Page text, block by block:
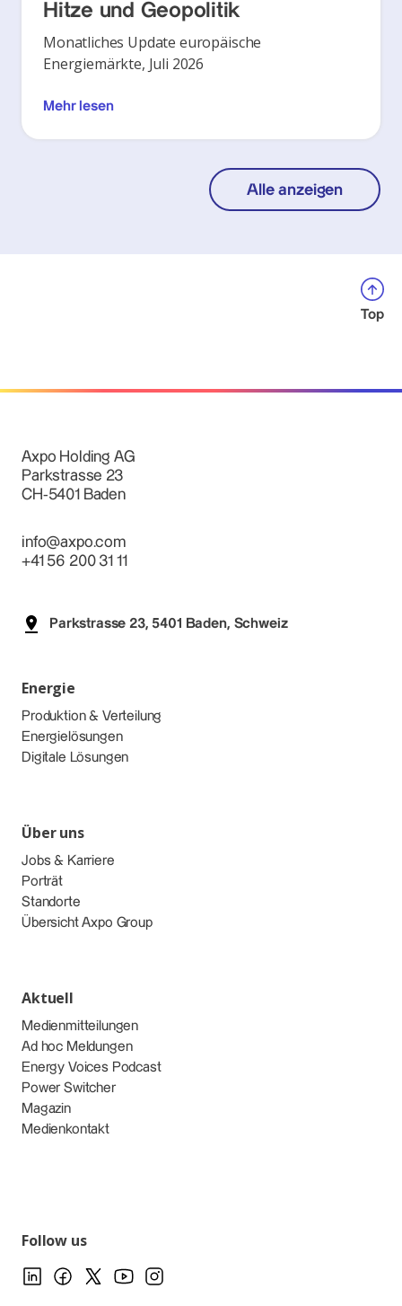
Hitze und Geopolitik
Monatliches Update europäische
Energiemärkte, Juli 2026
Mehr lesen
Alle anzeigen
Top
Axpo Holding AG
Parkstrasse 23
CH-5401 Baden
info@axpo.com
+41 56 200 31 11
Parkstrasse 23, 5401 Baden, Schweiz
Energie
Produktion & Verteilung
Energielösungen
Digitale Lösungen
Über uns
Jobs & Karriere
Porträt
Standorte
Übersicht Axpo Group
Aktuell
Medienmitteilungen
Ad hoc Meldungen
Energy Voices Podcast
Power Switcher
Magazin
Medienkontakt
Follow us